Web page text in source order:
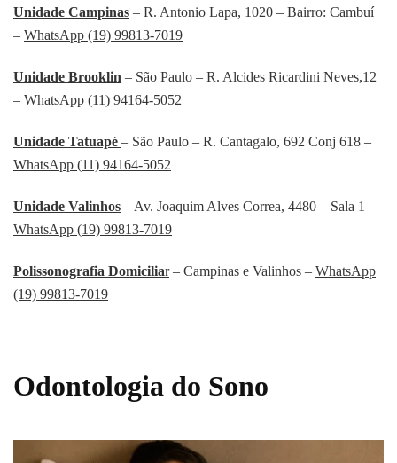
Unidade Campinas – R. Antonio Lapa, 1020 – Bairro: Cambuí
– WhatsApp (19) 99813-7019
Unidade Brooklin – São Paulo – R. Alcides Ricardini Neves,12
– WhatsApp (11) 94164-5052
Unidade Tatuapé – São Paulo – R. Cantagalo, 692 Conj 618 –
WhatsApp (11) 94164-5052
Unidade Valinhos – Av. Joaquim Alves Correa, 4480 – Sala 1 –
WhatsApp (19) 99813-7019
Polissonografia Domiciliar– Campinas e Valinhos – WhatsApp
(19) 99813-7019
Odontologia do Sono